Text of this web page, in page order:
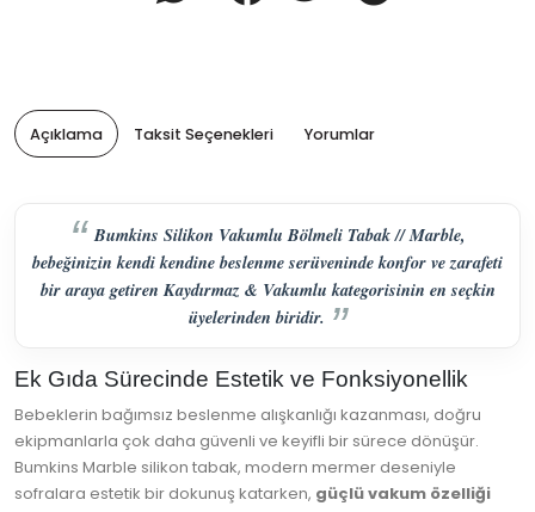
Açıklama Taksit Seçenekleri Yorumlar
Bumkins Silikon Vakumlu Bölmeli Tabak // Marble,
bebeğinizin kendi kendine beslenme serüveninde konfor ve zarafeti
bir araya getiren Kaydırmaz & Vakumlu kategorisinin en seçkin
üyelerinden biridir.
Ek Gıda Sürecinde Estetik ve Fonksiyonellik
Bebeklerin bağımsız beslenme alışkanlığı kazanması, doğru
ekipmanlarla çok daha güvenli ve keyifli bir sürece dönüşür.
Bumkins Marble silikon tabak, modern mermer deseniyle
sofralara estetik bir dokunuş katarken, güçlü vakum özelliği